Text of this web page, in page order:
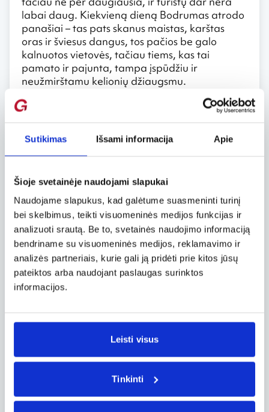
Sutikimas Išsami informacija Apie
Šioje svetainėje naudojami slapukai
Naudojame slapukus, kad galėtume suasmeninti turinį
bei skelbimus, teikti visuomeninės medijos funkcijas ir
analizuoti srautą. Be to, svetainės naudojimo informaciją
bendriname su visuomeninės medijos, reklamavimo ir
analizės partneriais, kurie gali ją pridėti prie kitos jūsų
pateiktos arba naudojant paslaugas surinktos
informacijos.
Leisti visus
Tinkinti
labai daug. Kiekvieną dieną Bodrumas atrodo
panašiai – tas pats skanus maistas, karštas
oras ir šviesus dangus, tos pačios be galo
kalnuotos vietovės, tačiau tiems, kas tai
pamato ir pajunta, tampa įspūdžiu ir
neužmirštamu kelionių džiaugsmu.
Naktiniai klubai ir pramogos
Bodrumo mieste gausu objektų ir vietovių,
kurios tikrai maloniai džiugins ir bus įdomios.
Jeigu tie, kas atvyks, bus nusiteikę švęsti, šokti
būtent Bodrumo mieste – naktiniai klubai,
kavinės, restoranai dirba visą naktį. Tiems,
kam norėsis šiek tiek kitokio poilsio, patiks
šiame mieste esantis parkas „Dademan“ arba
sveikatingumo centras „The Marmara Bodrum
hotel spa&gym“. Be abejonės, negalima
neaplankyti vieno iš pasaulio stebuklų –
Halikarnaso mauzoliejaus. Taip pat Bodrumo
mieste galima išbandyti daugelį kitų pramogų:
metus, todėl čia atvykti galima bet kada
panorėjus. Pamatyti šį Turkijos kurortą nors